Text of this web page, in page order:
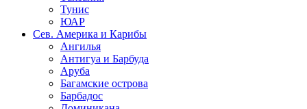
Тунис
ЮАР
Сев. Америка и Карибы
Ангилья
Антигуа и Барбуда
Аруба
Багамские острова
Барбадос